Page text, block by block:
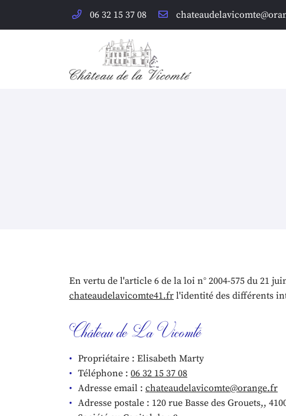
06 32 15 37 08
120 rue Basse des Grouets,
le formulaire de désinscription
En vertu de l'article 6 de la loi n° 2004-575 du 21
chateaudelavicomte41.fr l'identité des différents
Château de La Vicomté
Propriétaire : Elisabeth Marty
Téléphone : 06 32 15 37 08
Adresse email :
Adresse postale : 120 rue Basse des Grouets,,